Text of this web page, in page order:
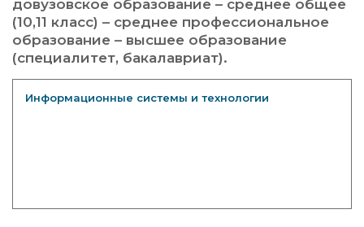
довузовское образование – среднее общее
(10,11 класс) – среднее профессиональное
образование – высшее образование
(специалитет, бакалавриат).
Информационные системы и технологии